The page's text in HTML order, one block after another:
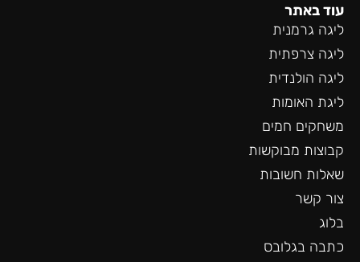
עוד באתר
ליגה גרמנית
ליגה צרפתית
ליגה הולנדית
ליגת האומות
משחקים חמים
קבוצות מבוקשות
שאלות חשובות
צור קשר
בלוג
כתבה בגלובס